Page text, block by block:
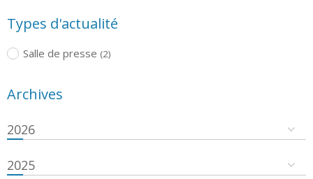
Types d'actualité
Salle de presse (2)
Archives
2026
2025